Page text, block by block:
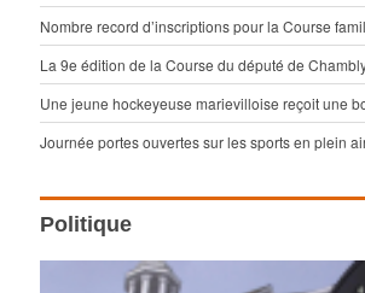
Nombre record d’inscriptions pour la Course
La 9e édition de la Course du député de
Une jeune hockeyeuse marievilloise reçoit une
Journée portes ouvertes sur les sports en plein
Politique